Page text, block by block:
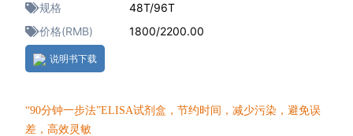
规格
48T/96T
价格(RMB)
1800/2200.00
说明书下载
“90分钟一步法”ELISA试剂盒，节约时间，减少污染，避免误
差，高效灵敏